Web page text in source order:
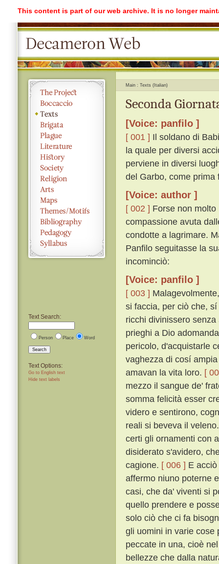
This content is part of our web archive. It is no longer
Text Search:
Person Place Word
Search
Text Options:
Go to English text
Hide text labels
Main Texts (Italian)
Seconda
[Voice: panfilo ]
[ 001 ] Il soldano di
la quale per diversi
perviene in diversi
del Garbo, come prima
[Voice: author ]
[ 002 ] Forse non
compassione avuta
condotte a lagrimare.
Panfilo seguitasse la
incominciò:
[Voice: panfilo ]
[ 003 ]
si faccia, per ciò che,
ricchi divinissero
prieghi a Dio
pericolo, d'acquistarle
vaghezza di cosí
amavan la vita loro. [
mezzo il sangue de'
somma felicità esser
videro e sentirono,
reali si beveva il
certi gli ornamenti con
disiderato s'avidero,
cagione. [ 006 ] E
affermo niuno poterne
casi, che da' viventi si
quello prendere e
solo ciò che ci fa
gli uomini in varie cose
peccate in una, cioè
bellezze che dalla